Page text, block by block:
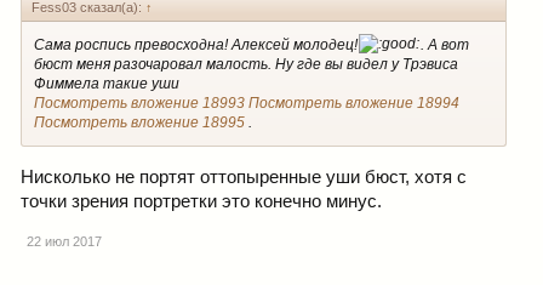
Fess03 сказал(а): ↑
Сама роспись превосходна! Алексей молодец!
. А вот
бюст меня разочаровал малость. Ну где вы видел у Трэвиса
Фиммела такие уши
Посмотреть вложение 18993 Посмотреть вложение 18994
Посмотреть вложение 18995 .
Нисколько не портят оттопыренные уши бюст, хотя с
точки зрения портретки это конечно минус.
22 июл 2017